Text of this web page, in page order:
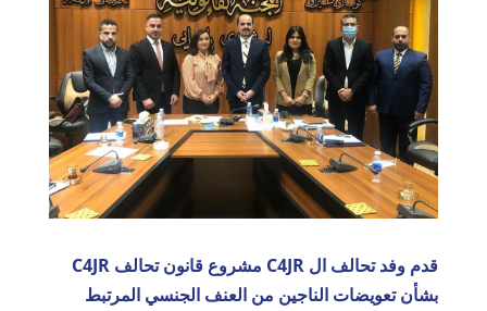
قدم وفد تحالف ال C4JR مشروع قانون تحالف C4JR
بشأن تعويضات الناجين من العنف الجنسي المرتبط